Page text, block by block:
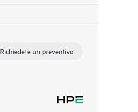
Richiedete un preventivo